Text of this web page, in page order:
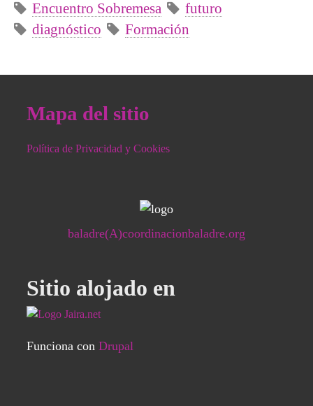
Encuentro Sobremesa
futuro
diagnóstico
Formación
Mapa del sitio
Política de Privacidad y Cookies
baladre(A)coordinacionbaladre.org
Sitio alojado en
Funciona con Drupal